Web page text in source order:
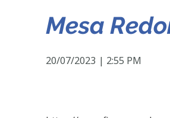
Mesa
20/07/2023 | 2:55 PM